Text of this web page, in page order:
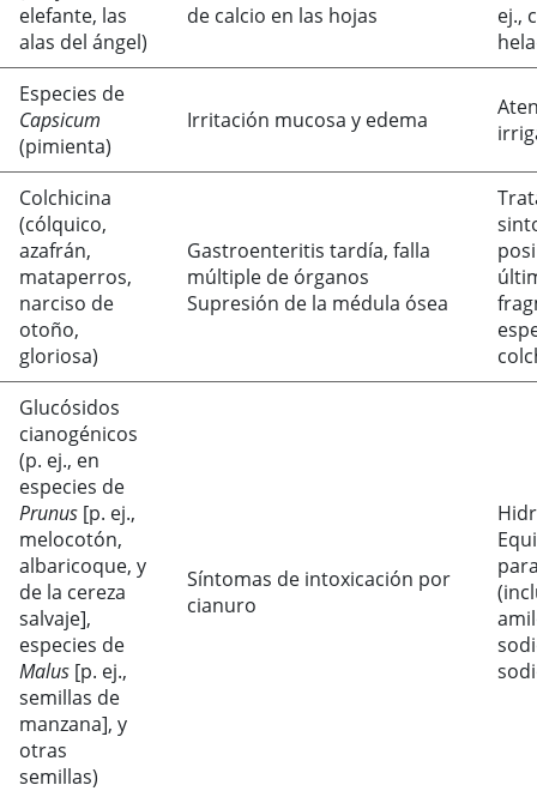
elefante, las
alas del ángel)
de calcio en las hojas
ej.,
Especies de
Capsicum
(pimienta)
Irritación mucosa y edema
Colchicina
(cólquico,
azafrán,
mataperros,
narciso de
otoño,
gloriosa)
Gastroenteritis tardía, falla
múltiple de órganos
Supresión de la médula ósea
Glucósidos
cianogénicos
(p. ej., en
especies de
Prunus [p. ej.,
melocotón,
albaricoque, y
de la cereza
salvaje],
especies de
Malus [p. ej.,
semillas de
manzana], y
otras
semillas)
Síntomas de intoxicación por
cianuro